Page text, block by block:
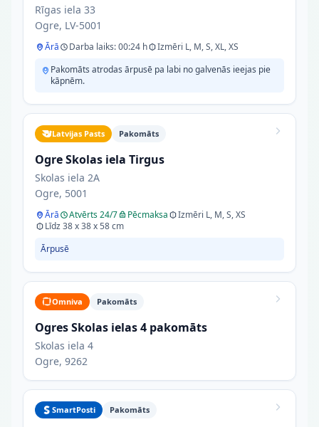
Rīgas iela 33
Ogre, LV-5001
Ārā Darba laiks: 00:24 h
Izmēri L, M, S, XL, XS
Pakomāts atrodas ārpusē pa labi no galvenās ieejas pie
kāpnēm.
Latvijas Pasts Pakomāts
Ogre Skolas iela Tirgus
Skolas iela 2A
Ogre, 5001
Ārā Atvērts 24/7 Pēcmaksa
Izmēri L, M, S, XS
Līdz 38 x 38 x 58 cm
Ārpusē
Omniva Pakomāts
Ogres Skolas ielas 4 pakomāts
Skolas iela 4
Ogre, 9262
SmartPosti Pakomāts